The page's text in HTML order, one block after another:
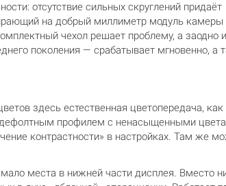
отсутствие сильных скруглений придаёт
на добрый миллиметр модуль камеры
чехол решает проблему, а заодно и
поколения — срабатывает мгновенно, а
здесь естественная цветопередача, как
дефолтным профилем с ненасыщенными
контрастности» в настройках. Там же
места в нижней части дисплея. Вместо